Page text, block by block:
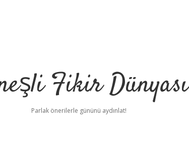
Fikir Dünyası
Parlak önerilerle gününü aydınlat!